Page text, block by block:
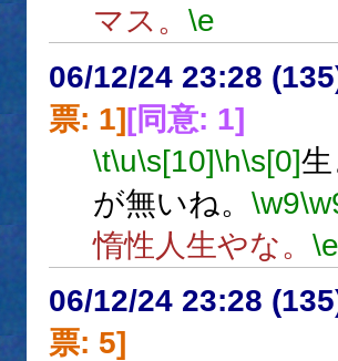
マス。 \e
06/12/24 23:28
票: 1][同意: 1]
\t\u\s[10]\h\s[0]
が無いね。 \w9
惰性人生やな。 \e
06/12/24 23:28
票: 5]